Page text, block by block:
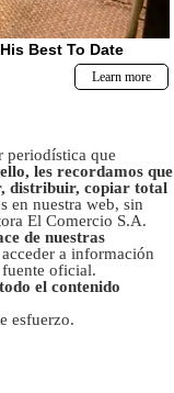
periodística que
les recordamos que
distribuir, copiar total
en nuestra web, sin
El Comercio S.A.
de nuestras
a información
fuente oficial.
el contenido
esfuerzo.